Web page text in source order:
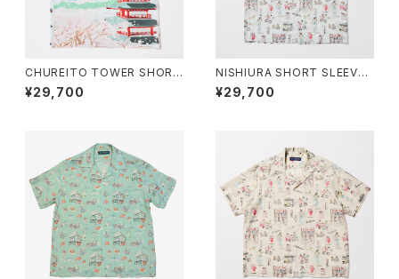
CHUREITO TOWER SHORT
SLEEVE - SAXE BLUE
¥29,700
NISHIURA SHORT SLEEVE
- SAXE BLUE
¥29,700